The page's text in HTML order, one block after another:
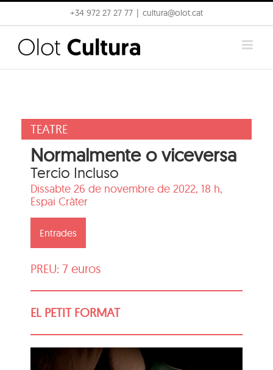
to
content
+34 972 27 27 77 cultura@olot.cat
TEATRE
Normalmente o viceversa
Tercio Incluso
Dissabte 26 de novembre de 2022, 18 h,
Espai Cràter
Entrades
PREU: 7 euros
EL PETIT FORMAT